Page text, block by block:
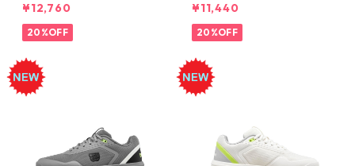
¥12,760
20%OFF
¥11,440
20%OFF